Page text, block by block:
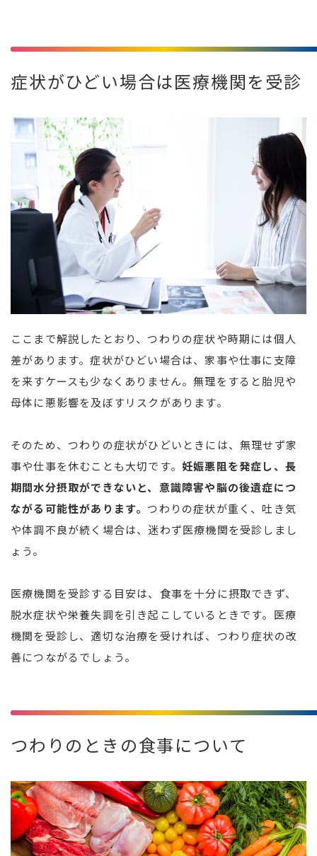
症状がひどい場合は医療機関を受診
ここまで解説したとおり、つわりの症状や時期には個人
差があります。症状がひどい場合は、家事や仕事に支障
を来すケースも少なくありません。無理をすると胎児や
母体に悪影響を及ぼすリスクがあります。
そのため、つわりの症状がひどいときには、無理せず家
事や仕事を休むことも大切です。 妊娠悪阻を発症し、長
期間水分摂取ができないと、意識障害や脳の後遺症につ
ながる可能性があります。 つわりの症状が重く、吐き気
や体調不良が続く場合は、迷わず医療機関を受診しまし
ょう。
医療機関を受診する目安は、食事を十分に摂取できず、
脱水症状や栄養失調を引き起こしているときです。医療
機関を受診し、適切な治療を受ければ、つわり症状の改
善につながるでしょう。
つわりのときの食事について